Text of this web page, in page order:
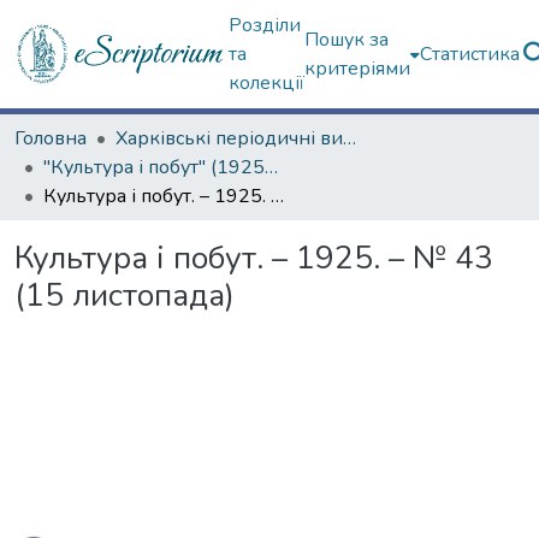
Розділи
та
колекції
Пошук за
критеріями
Статистика
Головна
Харківські періодичні видання
"Культура і побут" (1925–1928 рр.)
Культура і побут. – 1925. – № 43 (15 листопада)
Культура і побут. – 1925. – № 43
(15 листопада)